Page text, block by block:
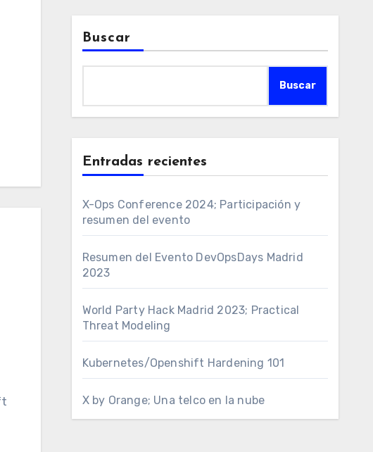
Buscar
Buscar
Entradas recientes
X-Ops Conference 2024; Participación y
resumen del evento
Resumen del Evento DevOpsDays Madrid
2023
World Party Hack Madrid 2023; Practical
Threat Modeling
Kubernetes/Openshift Hardening 101
X by Orange; Una telco en la nube